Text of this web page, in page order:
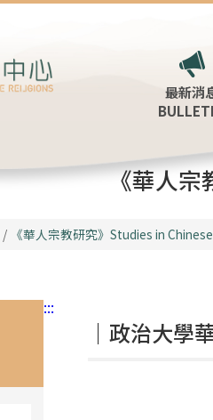
最新消
《華人宗
/ 《華人宗教研究》Studies in
:::
｜政治大學